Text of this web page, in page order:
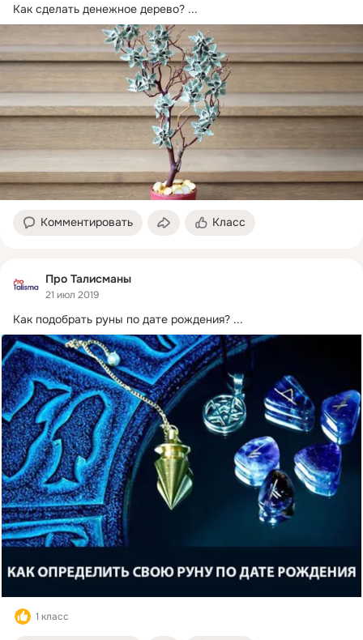
Как сделать денежное дерево? ...
Комментировать Класс
Про Талисманы
21 июл 2019
Как подобрать руны по дате рождения? ...
1 класс